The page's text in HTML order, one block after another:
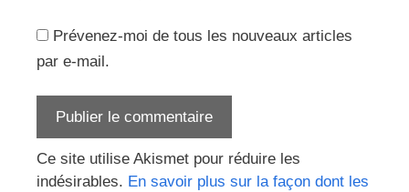
Prévenez-moi de tous les nouveaux articles
par e-mail.
Ce site utilise Akismet pour réduire les
indésirables. En savoir plus sur la façon dont les